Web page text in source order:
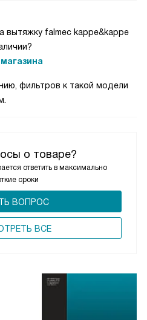
о товаре?
ответить в максимально
сроки
ВОПРОС
ВСЕ
вытяжку falmec kappe&kappe
фильтров к такой модели